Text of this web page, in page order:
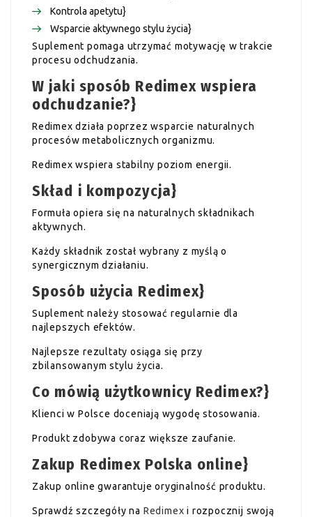
Kontrola apetytu}
Wsparcie aktywnego stylu życia}
Suplement pomaga utrzymać motywację w trakcie
procesu odchudzania.
W jaki sposób Redimex wspiera
odchudzanie?}
Redimex działa poprzez wsparcie naturalnych
procesów metabolicznych organizmu.
Redimex wspiera stabilny poziom energii.
Skład i kompozycja}
Formuła opiera się na naturalnych składnikach
aktywnych.
Każdy składnik został wybrany z myślą o
synergicznym działaniu.
Sposób użycia Redimex}
Suplement należy stosować regularnie dla
najlepszych efektów.
Najlepsze rezultaty osiąga się przy
zbilansowanym stylu życia.
Co mówią użytkownicy Redimex?}
Klienci w Polsce doceniają wygodę stosowania.
Produkt zdobywa coraz większe zaufanie.
Zakup Redimex Polska online}
Zakup online gwarantuje oryginalność produktu.
Sprawdź szczegóły na Redimex i rozpocznij swoją